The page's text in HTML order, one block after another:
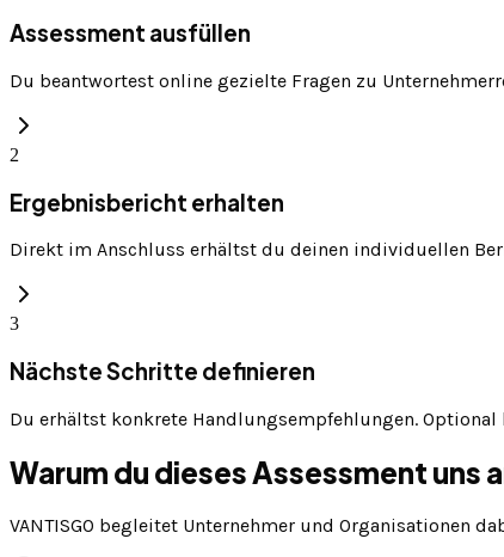
Assessment ausfüllen
Du beantwortest online gezielte Fragen zu
2
Ergebnisbericht erhalten
Direkt im Anschluss erhältst du deinen individuellen
3
Nächste Schritte definieren
Du erhältst konkrete Handlungsempfehlungen.
Warum du dieses Assessment uns
VANTISGO begleitet Unternehmer und Organisationen